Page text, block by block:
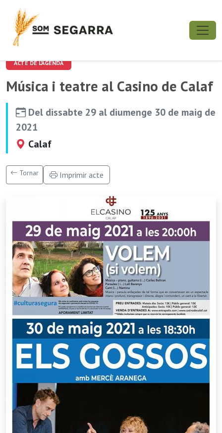
ACTE DE L'AGENDA
Música i teatre al Casino de Calaf
Del dissabte 29 al diumenge 30 de maig de
2021
Calaf
Tornar Imprimir acte